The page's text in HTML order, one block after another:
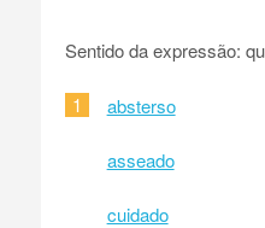
Sentido da expressão:
1 absterso
asseado
cuidado